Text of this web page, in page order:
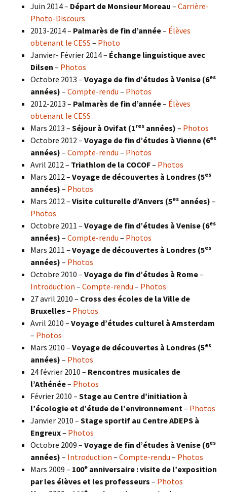
Juin 2014 – Départ de Monsieur Moreau – Carrière-
Photo-Discours
2013-2014 – Palmarès de fin d’année– Élèves
obtenant le CESS – Photo
Janvier- Février 2014 – Échange linguistique avec
Dilsen – Photos
Octobre 2013 – Voyage de fin d’études à Venise (6es
années) – Compte-rendu – Photos
2012-2013 – Palmarès de fin d’année– Élèves
obtenant le CESS
Mars 2013 – Séjour à Ovifat (1res années) – Photos
Octobre 2012 – Voyage de fin d’études à Vienne (6es
années) – Compte-rendu – Photos
Avril 2012 – Triathlon de la COCOF– Photos
Mars 2012 – Voyage de découvertes à Londres (5es
années) – Photos
Mars 2012 – Visite culturelle d’Anvers (5es années) –
Photos
Octobre 2011 – Voyage de fin d’études à Venise (6es
années) – Compte-rendu – Photos
Mars 2011 – Voyage de découvertes à Londres (5es
années) – Photos
Octobre 2010 – Voyage de fin d’études à Rome–
Introduction – Compte-rendu – Photos
27 avril 2010 – Cross des écoles de la Ville de
Bruxelles – Photos
Avril 2010 – Voyage d’études culturel à Amsterdam
– Photos
Mars 2010 – Voyage de découvertes à Londres (5es
années) – Photos
24 février 2010 – Rencontres musicales de
l’Athénée– Photos
Février 2010 – Stage au Centre d’initiation à
l’écologie et d’étude de l’environnement – Photos
Janvier 2010 – Stage sportif au Centre ADEPS à
Engreux– Photos
Octobre 2009 – Voyage de fin d’études à Venise (6es
années) – Introduction – Compte-rendu – Photos
Mars 2009 – 100e anniversaire : visite de l’exposition
par les élèves et les professeurs – Photos